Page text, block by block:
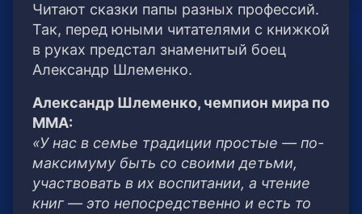
Читают сказки папы разных профессий.
Так, перед юными читателями с книжкой
в руках предстал знаменитый боец
Александр Шлеменко.
Александр Шлеменко, чемпион мира по
ММА:
«У нас в семье традиции простые — по-
максимуму быть со своими детьми,
участвовать в их воспитании, а чтение
книг — это непосредственно и есть то